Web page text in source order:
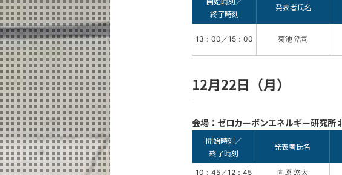
終了時刻
発表者氏名
13：00／15：00 菊池 浩司
12月22日（月）
会場：ゼロカーボンエネルギー研究所
開始時刻／
終了時刻
発表者氏名
10：45／12：45 向原 悠太